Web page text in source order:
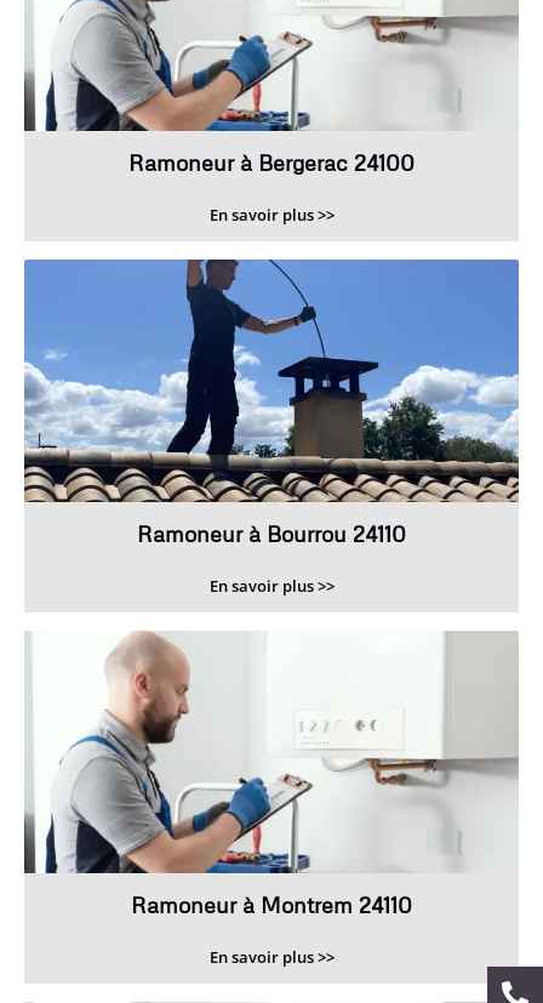
Ramoneur à Bergerac 24100
En savoir plus >>
Ramoneur à Bourrou 24110
En savoir plus >>
Ramoneur à Montrem 24110
En savoir plus >>